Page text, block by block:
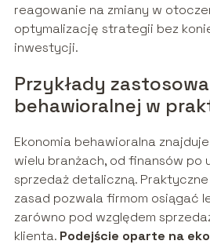
reagowanie na zmiany w
optymalizację strategii bez
inwestycji.
Przykłady
behawioralnej w
Ekonomia behawioralna
wielu branżach, od finansów po
sprzedaż detaliczną.
zasad pozwala firmom osiągać
zarówno pod względem
klienta. Podejście oparte na